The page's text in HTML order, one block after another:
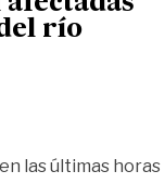
río
las últimas horas